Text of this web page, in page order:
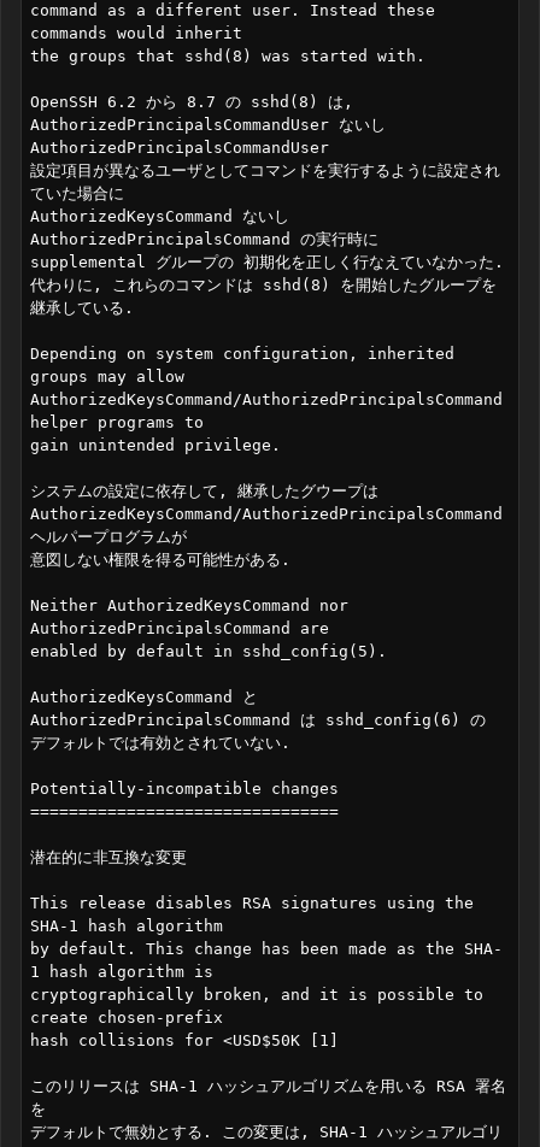
command as a different user. Instead these
commands would inherit
the groups that sshd(8) was started with.
OpenSSH 6.2 から 8.7 の sshd(8) は,
AuthorizedPrincipalsCommandUser ないし
AuthorizedPrincipalsCommandUser
設定項目が異なるユーザとしてコマンドを実行するように設定され
ていた場合に
AuthorizedKeysCommand ないし
AuthorizedPrincipalsCommand の実行時に
supplemental グループの 初期化を正しく行なえていなかった.
代わりに, これらのコマンドは sshd(8) を開始したグループを
継承している.
Depending on system configuration, inherited
groups may allow
AuthorizedKeysCommand/AuthorizedPrincipalsCommand
helper programs to
gain unintended privilege.
システムの設定に依存して, 継承したグウープは
AuthorizedKeysCommand/AuthorizedPrincipalsCommand
ヘルパープログラムが
意図しない権限を得る可能性がある.
Neither AuthorizedKeysCommand nor
AuthorizedPrincipalsCommand are
enabled by default in sshd_config(5).
AuthorizedKeysCommand と
AuthorizedPrincipalsCommand は sshd_config(6) の
デフォルトでは有効とされていない.
Potentially-incompatible changes
================================
潜在的に非互換な変更
This release disables RSA signatures using the
SHA-1 hash algorithm
by default. This change has been made as the SHA-
1 hash algorithm is
cryptographically broken, and it is possible to
create chosen-prefix
hash collisions for <USD$50K [1]
このリリースは SHA-1 ハッシュアルゴリズムを用いる RSA 署名
を
デフォルトで無効とする. この変更は, SHA-1 ハッシュアルゴリ